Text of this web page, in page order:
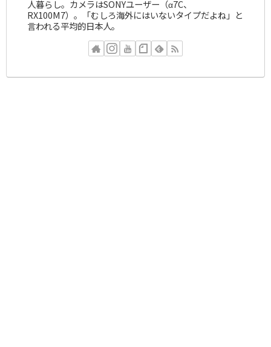
人暮らし。カメラはSONYユーザー（α7C、
RX100M7）。「むしろ海外にはいないタイプだよね」と
言われる平均的日本人。